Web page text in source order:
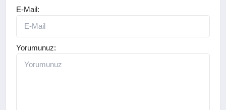
E-Mail:
Yorumunuz: